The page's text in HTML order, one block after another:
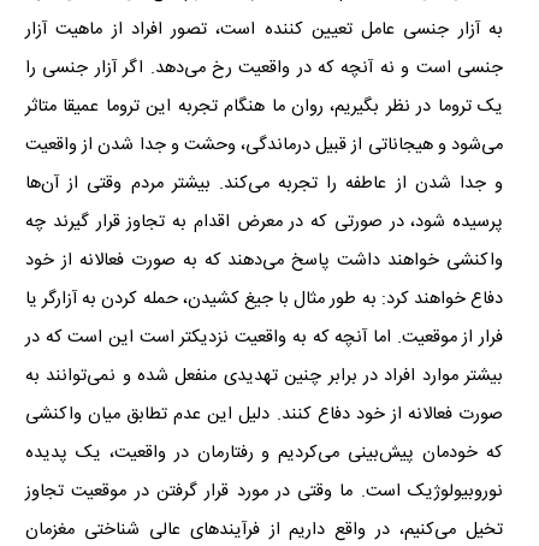
به آزار جنسی عامل تعیین کننده است، تصور افراد از ماهیت آزار
جنسی است و نه آنچه که در واقعیت رخ می‌دهد. اگر آزار جنسی را
یک تروما در نظر بگیریم، روان ما هنگام تجربه این تروما عمیقا متاثر
می‌شود و هیجاناتی از قبیل درماندگی، وحشت و جدا شدن از واقعیت
و جدا شدن از عاطفه را تجربه می‌کند. بیشتر مردم وقتی از آن‌ها
پرسیده شود، در صورتی که در معرض اقدام به تجاوز قرار گیرند چه
واکنشی خواهند داشت پاسخ می‌دهند که به صورت فعالانه از خود
دفاع خواهند کرد: به طور مثال با جیغ کشیدن، حمله کردن به آزارگر یا
فرار از موقعیت. اما آنچه که به واقعیت نزدیکتر است این است که در
بیشتر موارد افراد در برابر چنین تهدیدی منفعل شده و نمی‌توانند به
صورت فعالانه از خود دفاع کنند. دلیل این عدم تطابق میان واکنشی
که خودمان پیش‌بینی می‌کردیم و رفتارمان در واقعیت، یک پدیده
نوروبیولوژیک است. ما وقتی در مورد قرار گرفتن در موقعیت تجاوز
تخیل می‌کنیم، در واقع داریم از فرآیندهای عالی شناختی‌ مغزمان